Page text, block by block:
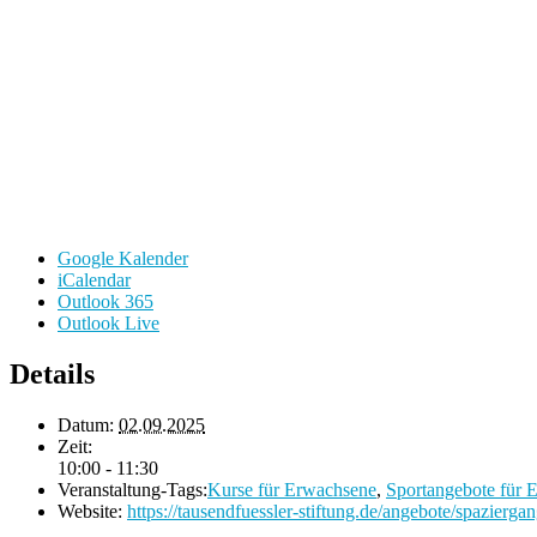
Google Kalender
iCalendar
Outlook 365
Outlook Live
Details
Datum: 02.09.2025
Zeit:
10:00 - 11:30
Veranstaltung-Tags:Kurse für Erwachsene, Sportangebote für
Website: https://tausendfuessler-stiftung.de/angebote/